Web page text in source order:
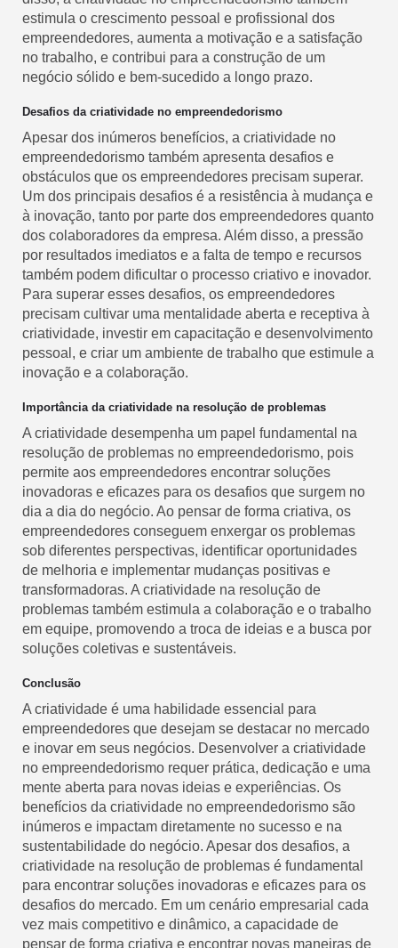
estimula o crescimento pessoal e profissional dos
empreendedores, aumenta a motivação e a satisfação
no trabalho, e contribui para a construção de um
negócio sólido e bem-sucedido a longo prazo.
Desafios da criatividade no empreendedorismo
Apesar dos inúmeros benefícios, a criatividade no
empreendedorismo também apresenta desafios e
obstáculos que os empreendedores precisam superar.
Um dos principais desafios é a resistência à mudança e
à inovação, tanto por parte dos empreendedores quanto
dos colaboradores da empresa. Além disso, a pressão
por resultados imediatos e a falta de tempo e recursos
também podem dificultar o processo criativo e inovador.
Para superar esses desafios, os empreendedores
precisam cultivar uma mentalidade aberta e receptiva à
criatividade, investir em capacitação e desenvolvimento
pessoal, e criar um ambiente de trabalho que estimule a
inovação e a colaboração.
Importância da criatividade na resolução de problemas
A criatividade desempenha um papel fundamental na
resolução de problemas no empreendedorismo, pois
permite aos empreendedores encontrar soluções
inovadoras e eficazes para os desafios que surgem no
dia a dia do negócio. Ao pensar de forma criativa, os
empreendedores conseguem enxergar os problemas
sob diferentes perspectivas, identificar oportunidades
de melhoria e implementar mudanças positivas e
transformadoras. A criatividade na resolução de
problemas também estimula a colaboração e o trabalho
em equipe, promovendo a troca de ideias e a busca por
soluções coletivas e sustentáveis.
Conclusão
A criatividade é uma habilidade essencial para
empreendedores que desejam se destacar no mercado
e inovar em seus negócios. Desenvolver a criatividade
no empreendedorismo requer prática, dedicação e uma
mente aberta para novas ideias e experiências. Os
benefícios da criatividade no empreendedorismo são
inúmeros e impactam diretamente no sucesso e na
sustentabilidade do negócio. Apesar dos desafios, a
criatividade na resolução de problemas é fundamental
para encontrar soluções inovadoras e eficazes para os
desafios do mercado. Em um cenário empresarial cada
vez mais competitivo e dinâmico, a capacidade de
pensar de forma criativa e encontrar novas maneiras de